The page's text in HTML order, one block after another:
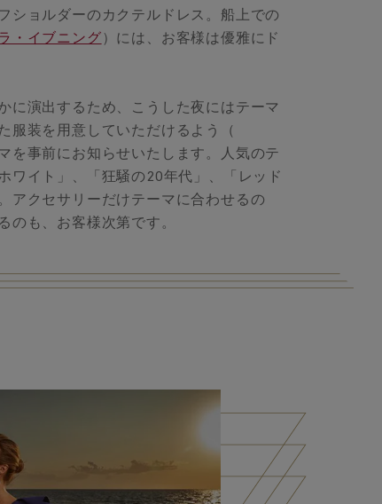
ショルダーのカクテルドレス。船上での
・イブニング ）には、お客様は優雅にド
に演出するため、こうした夜にはテーマ
服装を用意していただけるよう（
を事前にお知らせいたします。人気のテ
ワイト」、「狂騒の20年代」、「レッド
アクセサリーだけテーマに合わせるの
のも、お客様次第です。